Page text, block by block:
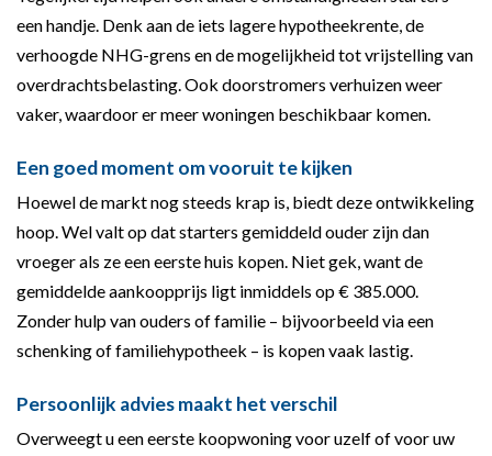
een handje. Denk aan de iets lagere hypotheekrente, de
verhoogde NHG-grens en de mogelijkheid tot vrijstelling van
overdrachtsbelasting. Ook doorstromers verhuizen weer
vaker, waardoor er meer woningen beschikbaar komen.
Een goed moment om vooruit te kijken
Hoewel de markt nog steeds krap is, biedt deze ontwikkeling
hoop. Wel valt op dat starters gemiddeld ouder zijn dan
vroeger als ze een eerste huis kopen. Niet gek, want de
gemiddelde aankoopprijs ligt inmiddels op € 385.000.
Zonder hulp van ouders of familie – bijvoorbeeld via een
schenking of familiehypotheek – is kopen vaak lastig.
Persoonlijk advies maakt het verschil
Overweegt u een eerste koopwoning voor uzelf of voor uw